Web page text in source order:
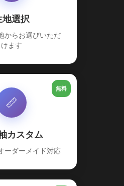
地選択
からお選びいただ
けます
無料
📏
カスタム
ーダーメイド対応